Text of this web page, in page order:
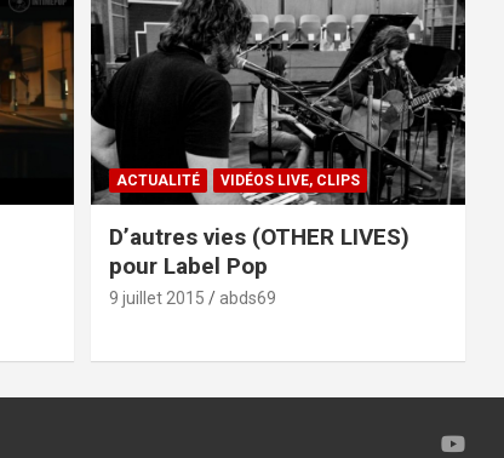
ACTUALITÉ VIDÉOS LIVE, CLIPS
D’autres vies (OTHER LIVES)
pour Label Pop
9 juillet 2015 abds69